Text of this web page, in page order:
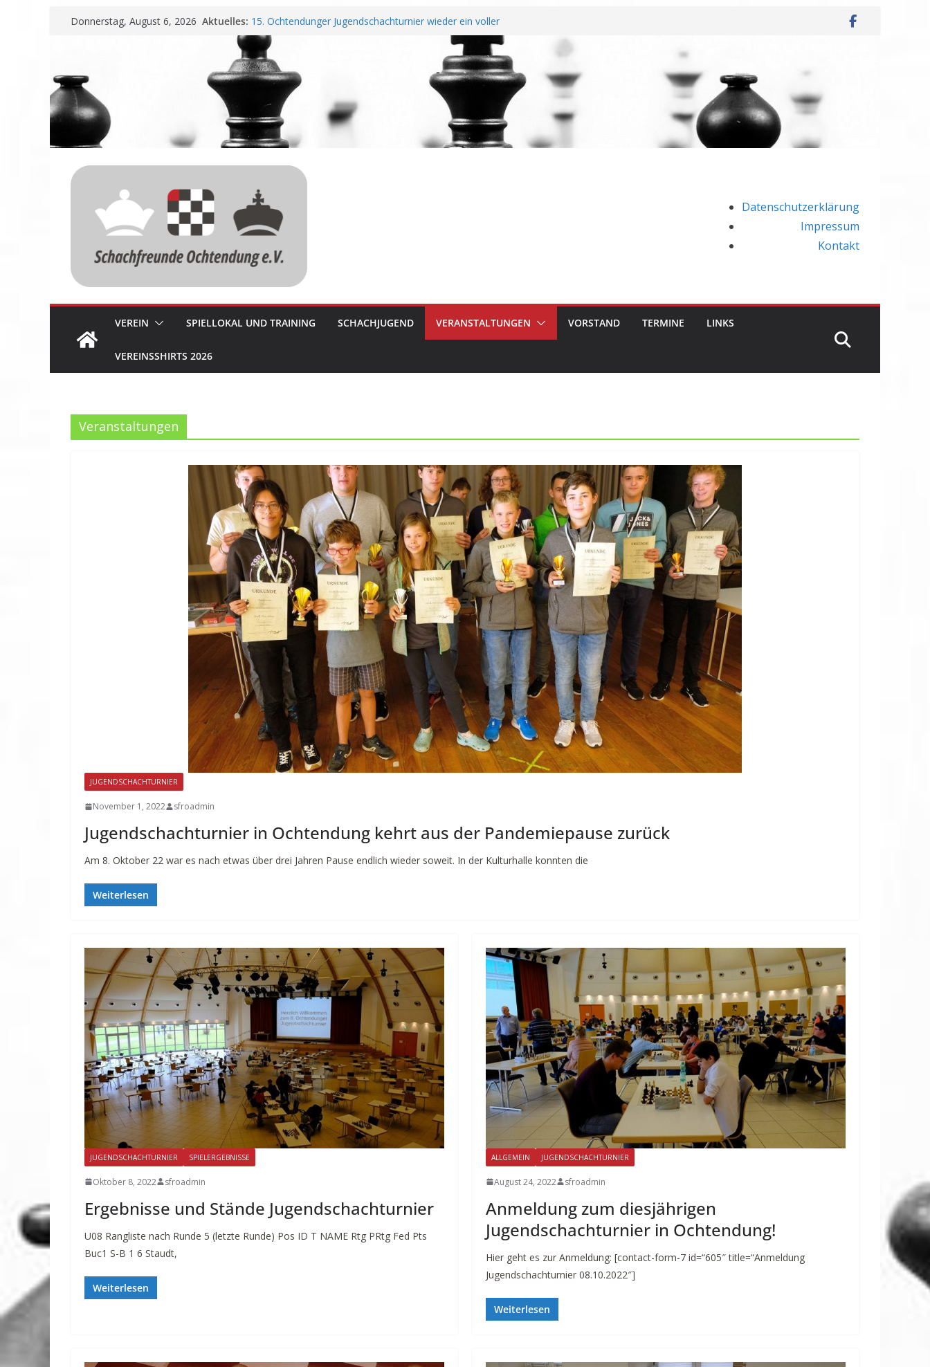
ZumDonnerstag, August 6, 2026 Aktuelles: 15. Ochtendunger Jugendschachturnier wieder ein voller
Erfolg
Schachfreunde Ochtendung unterzeichnen Fairplay
Vereinbarung für Vereine
Schachfreunde mit erfolgreichem Rheinland-Pfalz Open –
Nadir Üstüntas überragt
Einladung zur Jahreshauptversammlung
Meisterschaft und Wiederaufstieg perfekt
Datenschutzerklärung
Impressum
Kontakt
VEREIN SPIELLOKAL UND TRAINING SCHACHJUGEND VERANSTALTUNGEN VORSTAND TERMINE LINKS
VEREINSSHIRTS 2026
Veranstaltungen
JUGENDSCHACHTURNIER
November 1, 2022 sfroadmin
Jugendschachturnier in Ochtendung kehrt aus der Pandemiepause zurück
Am 8. Oktober 22 war es nach etwas über drei Jahren Pause endlich wieder soweit. In der Kulturhalle konnten die
Weiterlesen
JUGENDSCHACHTURNIER SPIELERGEBNISSE
Oktober 8, 2022 sfroadmin
Ergebnisse und Stände Jugendschachturnier
U08 Rangliste nach Runde 5 (letzte Runde) Pos ID T NAME Rtg PRtg Fed Pts
Buc1 S-B 1 6 Staudt,
Weiterlesen
ALLGEMEIN JUGENDSCHACHTURNIER
August 24, 2022 sfroadmin
Anmeldung zum diesjährigen
Jugendschachturnier in Ochtendung!
Hier geht es zur Anmeldung: [contact-form-7 id=“605″ title=“Anmeldung
Jugendschachturnier 08.10.2022″]
Weiterlesen